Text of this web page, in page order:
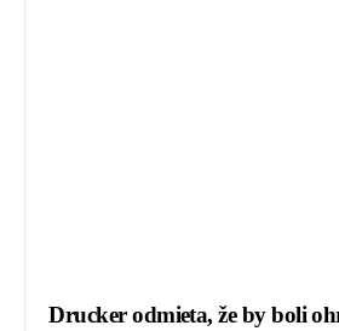
Drucker odmieta, že by boli